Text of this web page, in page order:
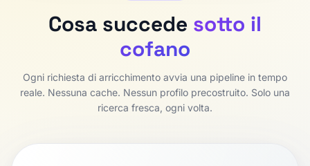
Cosa succede sotto il
cofano
Ogni richiesta di arricchimento avvia una pipeline in tempo
reale. Nessuna cache. Nessun profilo precostruito. Solo una
ricerca fresca, ogni volta.